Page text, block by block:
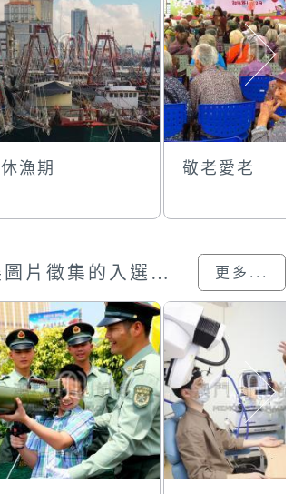
休漁期 敬老愛老
澳門回歸25載”攝影展圖片徵集的入選作品 更多...